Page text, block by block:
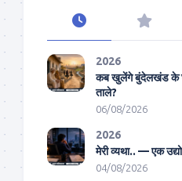
2026
कब खुलेंगे बुंदेलखंड के
ताले?
06/08/2026
2026
मेरी व्यथा.. — एक
04/08/2026